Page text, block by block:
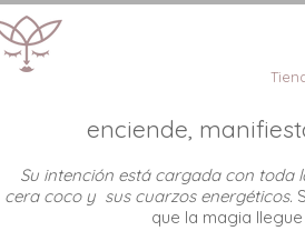
enciende,
Su intención está cargada con toda
cera coco y sus cuarzos energéticos.
que la magia llegue